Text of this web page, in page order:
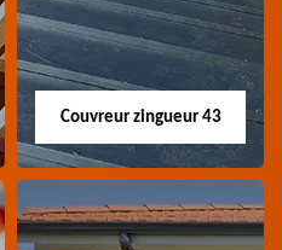
Couvreur zingueur 43